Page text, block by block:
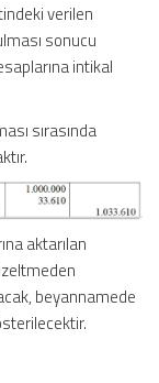
verilen
sonucu
intikal
sırasında
aktarılan
beyannamede